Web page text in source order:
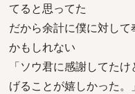
てると思ってた
だから余計に僕に対し
かもしれない
「ソウ君に感謝してた
げることが嬉しかった。」